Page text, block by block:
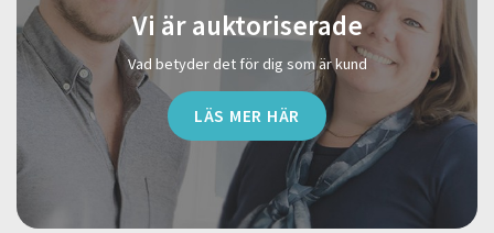
Vi är auktoriserade
Vad betyder det för dig som är kund
LÄS MER HÄR